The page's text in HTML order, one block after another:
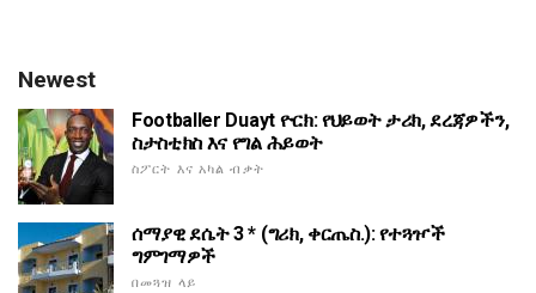
Newest
Footballer Duayt ዮርክ: የህይወት ታሪክ, ደረጃዎችን,
ስታስቲክስ እና የግል ሕይወት
ስፖርት እና አካል ብቃት
ሰማያዊ ደሴት 3 * (ግሪክ, ቀርጤስ.): የተጓዦች
ግምገማዎች
በመጓዝ ላይ